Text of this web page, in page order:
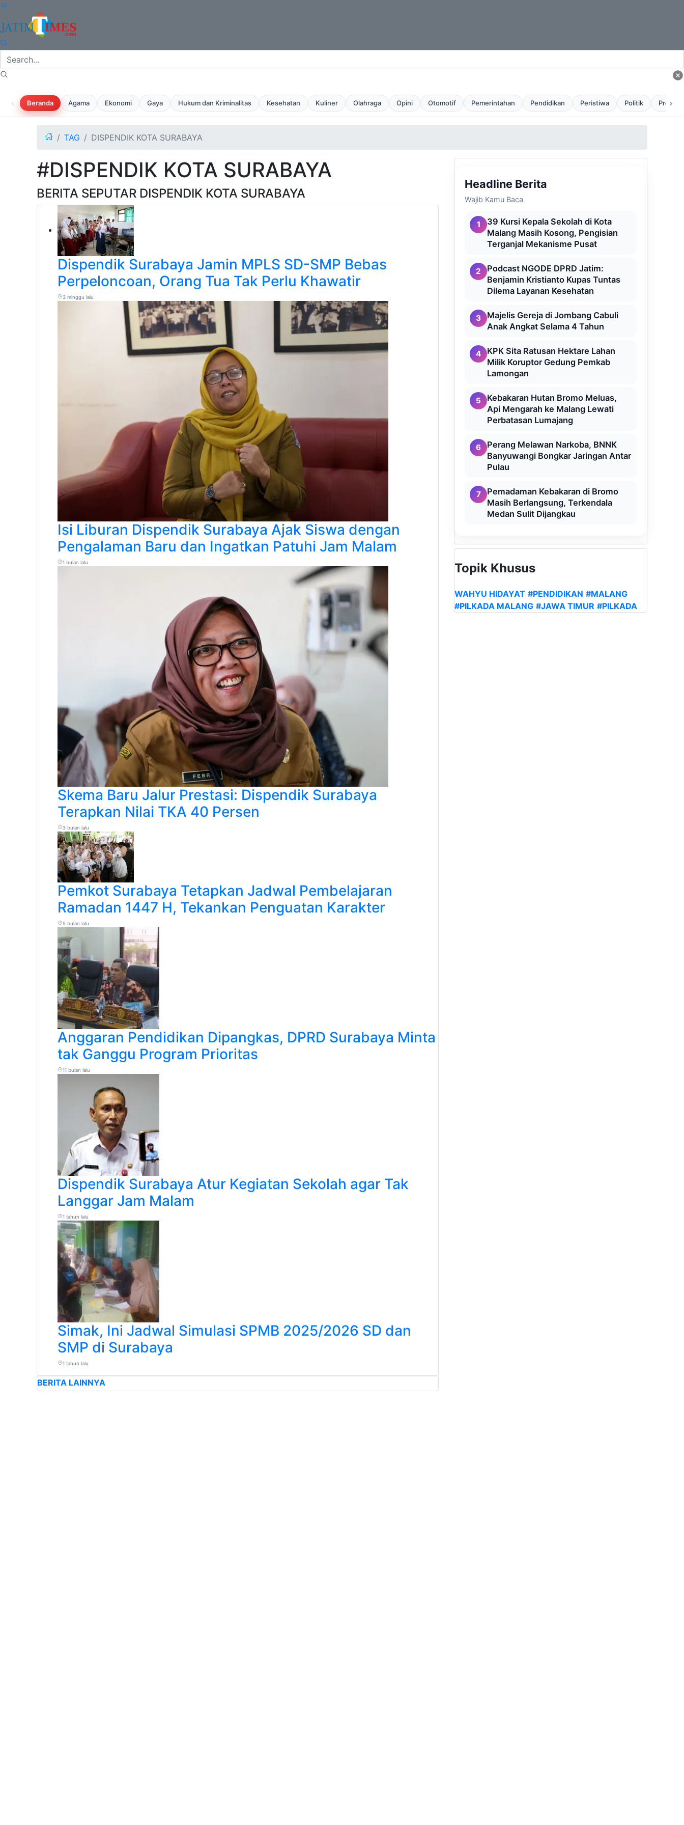
‹ Beranda Agama Ekonomi Gaya Hukum dan Kriminalitas Kesehatan Kuliner Olahraga Opini Otomotif Pemerintahan Pendidikan Peristiwa Politik Profil
›
TAG DISPENDIK KOTA SURABAYA
#DISPENDIK KOTA SURABAYA
BERITA SEPUTAR DISPENDIK KOTA SURABAYA
Dispendik Surabaya Jamin MPLS SD-SMP Bebas
Perpeloncoan, Orang Tua Tak Perlu Khawatir
3 minggu lalu
Isi Liburan Dispendik Surabaya Ajak Siswa dengan
Pengalaman Baru dan Ingatkan Patuhi Jam Malam
1 bulan lalu
Skema Baru Jalur Prestasi: Dispendik Surabaya
Terapkan Nilai TKA 40 Persen
3 bulan lalu
Pemkot Surabaya Tetapkan Jadwal Pembelajaran
Ramadan 1447 H, Tekankan Penguatan Karakter
5 bulan lalu
Anggaran Pendidikan Dipangkas, DPRD Surabaya Minta
tak Ganggu Program Prioritas
11 bulan lalu
Dispendik Surabaya Atur Kegiatan Sekolah agar Tak
Langgar Jam Malam
1 tahun lalu
Simak, Ini Jadwal Simulasi SPMB 2025/2026 SD dan
SMP di Surabaya
1 tahun lalu
BERITA LAINNYA
Headline Berita
Wajib Kamu Baca
1
39 Kursi Kepala Sekolah di Kota
Malang Masih Kosong, Pengisian
Terganjal Mekanisme Pusat
2
Podcast NGODE DPRD Jatim:
Benjamin Kristianto Kupas Tuntas
Dilema Layanan Kesehatan
3
Majelis Gereja di Jombang Cabuli
Anak Angkat Selama 4 Tahun
4
KPK Sita Ratusan Hektare Lahan
Milik Koruptor Gedung Pemkab
Lamongan
5
Kebakaran Hutan Bromo Meluas,
Api Mengarah ke Malang Lewati
Perbatasan Lumajang
6
Perang Melawan Narkoba, BNNK
Banyuwangi Bongkar Jaringan Antar
Pulau
7
Pemadaman Kebakaran di Bromo
Masih Berlangsung, Terkendala
Medan Sulit Dijangkau
Topik Khusus
WAHYU HIDAYAT #PENDIDIKAN #MALANG
#PILKADA MALANG #JAWA TIMUR #PILKADA